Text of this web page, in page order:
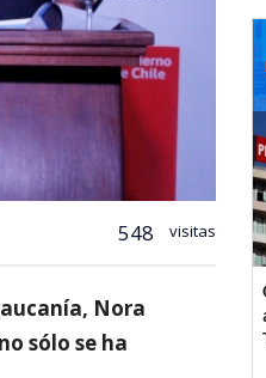
548 visitas
Nora
sólo se ha